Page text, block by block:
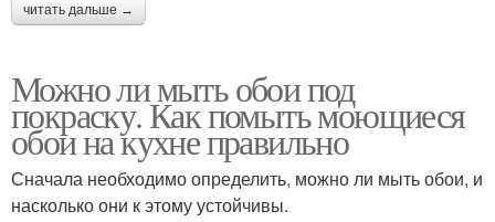
читать дальше →
Можно ли мыть обои под
покраску. Как помыть моющиеся
обои на кухне правильно
Сначала необходимо определить, можно ли мыть обои, и
насколько они к этому устойчивы.